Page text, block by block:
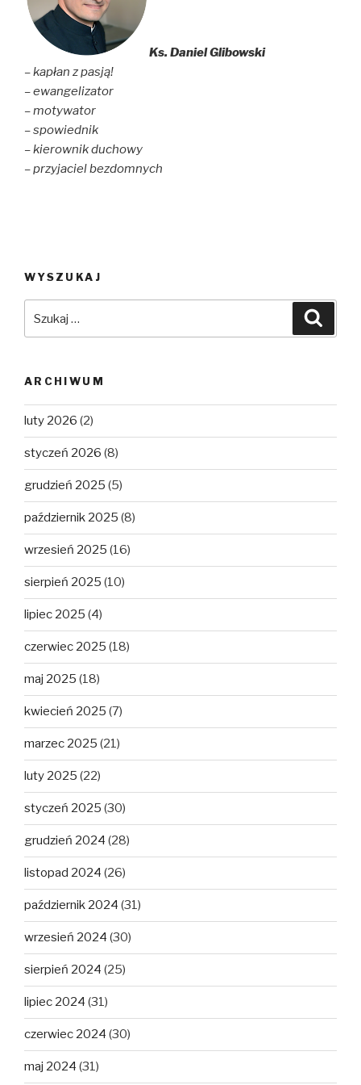
w
i
n
o
)
w
w
i
n
d
o
w
)
d
o
Ks. Daniel Glibowski
– kapłan z pasją!
– ewangelizator
– motywator
– spowiednik
– kierownik duchowy
– przyjaciel bezdomnych
WYSZUKAJ
ARCHIWUM
luty 2026 (2)
styczeń 2026 (8)
grudzień 2025 (5)
październik 2025 (8)
wrzesień 2025 (16)
sierpień 2025 (10)
lipiec 2025 (4)
czerwiec 2025 (18)
maj 2025 (18)
kwiecień 2025 (7)
marzec 2025 (21)
luty 2025 (22)
styczeń 2025 (30)
grudzień 2024 (28)
listopad 2024 (26)
październik 2024 (31)
wrzesień 2024 (30)
sierpień 2024 (25)
lipiec 2024 (31)
czerwiec 2024 (30)
maj 2024 (31)